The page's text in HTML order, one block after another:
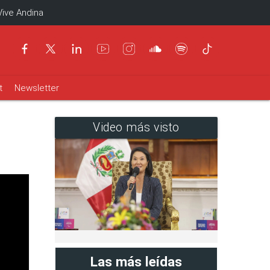
Andina
Newsletter
Video más visto
Las más leídas